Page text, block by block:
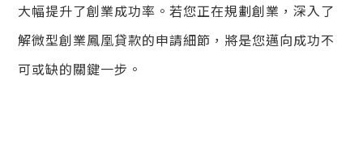
大幅提升了創業成功率。若您正在規劃創業，深入了
解微型創業鳳凰貸款的申請細節，將是您邁向成功不
可或缺的關鍵一步。